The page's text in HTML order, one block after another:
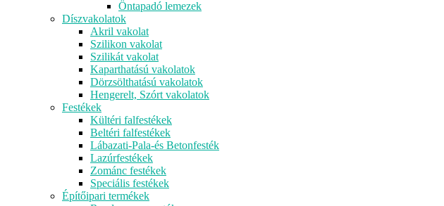
Öntapadó lemezek
Díszvakolatok
Akril vakolat
Szilikon vakolat
Szilikát vakolat
Kaparthatású vakolatok
Dörzsölthatású vakolatok
Hengerelt, Szórt vakolatok
Festékek
Kültéri falfestékek
Beltéri falfestékek
Lábazati-Pala-és Betonfesték
Lazúrfestékek
Zománc festékek
Speciális festékek
Építőipari termékek